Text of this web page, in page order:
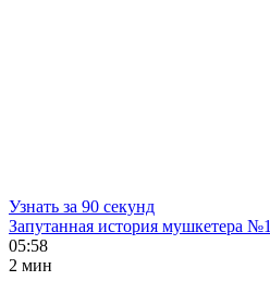
Узнать за 90 секунд
Запутанная история мушкетера №1
05:58
2 мин